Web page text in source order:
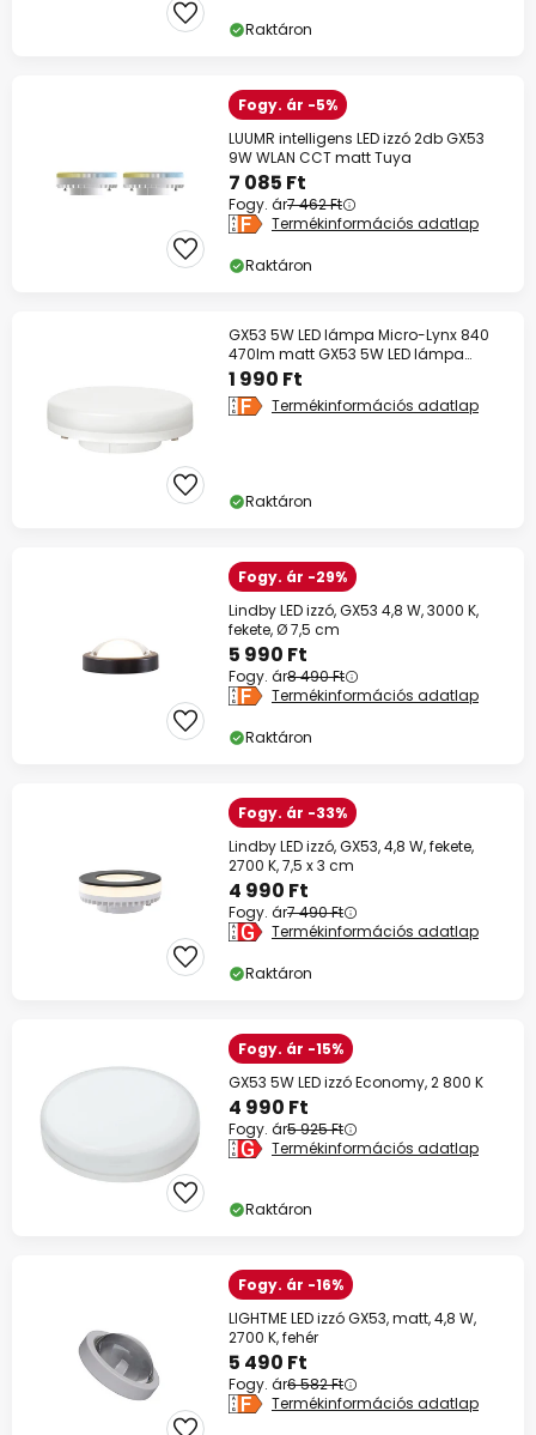
Raktáron
Fogy. ár -5%
LUUMR intelligens LED izzó 2db GX53
9W WLAN CCT matt Tuya
7 085 Ft
Fogy. ár7 462 Ft
Termékinformációs adatlap
Raktáron
GX53 5W LED lámpa Micro-Lynx 840
470lm matt GX53 5W LED lámpa
Micro-Lynx
1 990 Ft
Termékinformációs adatlap
Raktáron
Fogy. ár -29%
Lindby LED izzó, GX53 4,8 W, 3000 K,
fekete, Ø 7,5 cm
5 990 Ft
Fogy. ár8 490 Ft
Termékinformációs adatlap
Raktáron
Fogy. ár -33%
Lindby LED izzó, GX53, 4,8 W, fekete,
2700 K, 7,5 x 3 cm
4 990 Ft
Fogy. ár7 490 Ft
Termékinformációs adatlap
Raktáron
Fogy. ár -15%
GX53 5W LED izzó Economy, 2 800 K
4 990 Ft
Fogy. ár5 925 Ft
Termékinformációs adatlap
Raktáron
Fogy. ár -16%
LIGHTME LED izzó GX53, matt, 4,8 W,
2700 K, fehér
5 490 Ft
Fogy. ár6 582 Ft
Termékinformációs adatlap